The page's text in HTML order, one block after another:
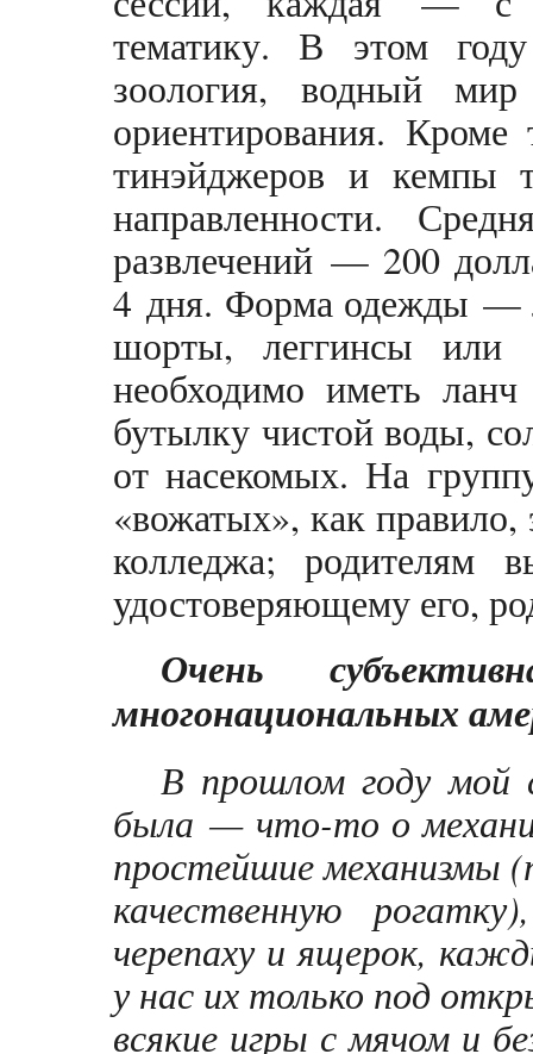
тематику. В этом году
зоология, водный
ориентирования. Кроме
тинэйджеров и кемпы
направленности.
развлечений — 200
4 дня. Форма одежды —
шорты, леггинсы или
необходимо иметь
бутылку чистой воды,
от насекомых. На
«вожатых», как
колледжа; родителям
удостоверяющему его,
Очень
многонациональных
В прошлом году мой
была — что-то о
простейшие механизмы
качественную
черепаху и ящерок,
у нас их только под
всякие игры с мячом и